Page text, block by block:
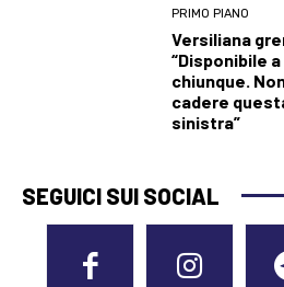
PRIMO PIANO
Versiliana
“Disponibile
chiunque.
cadere
sinistra”
SEGUICI SUI SOCIAL